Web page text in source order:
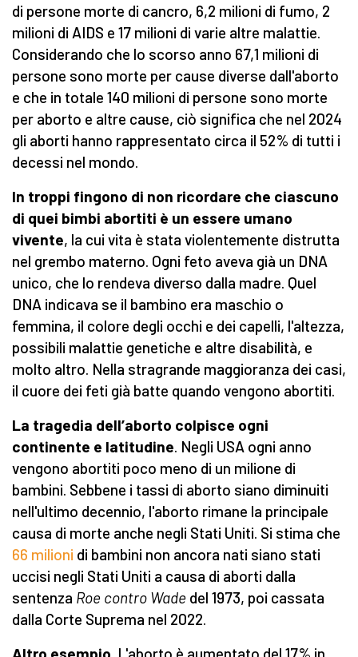
di persone morte di cancro, 6,2 milioni di fumo, 2
milioni di AIDS e 17 milioni di varie altre malattie.
Considerando che lo scorso anno 67,1 milioni di
persone sono morte per cause diverse dall'aborto
e che in totale 140 milioni di persone sono morte
per aborto e altre cause, ciò significa che nel 2024
gli aborti hanno rappresentato circa il 52% di tutti i
decessi nel mondo.
In troppi fingono di non ricordare che ciascuno
di quei bimbi abortiti è un essere umano
vivente, la cui vita è stata violentemente distrutta
nel grembo materno. Ogni feto aveva già un DNA
unico, che lo rendeva diverso dalla madre. Quel
DNA indicava se il bambino era maschio o
femmina, il colore degli occhi e dei capelli, l'altezza,
possibili malattie genetiche e altre disabilità, e
molto altro. Nella stragrande maggioranza dei casi,
il cuore dei feti già batte quando vengono abortiti.
La tragedia dell’aborto colpisce ogni
continente e latitudine. Negli USA ogni anno
vengono abortiti poco meno di un milione di
bambini. Sebbene i tassi di aborto siano diminuiti
nell'ultimo decennio, l'aborto rimane la principale
causa di morte anche negli Stati Uniti. Si stima che
66 milioni di bambini non ancora nati siano stati
uccisi negli Stati Uniti a causa di aborti dalla
sentenza Roe contro Wade del 1973, poi cassata
dalla Corte Suprema nel 2022.